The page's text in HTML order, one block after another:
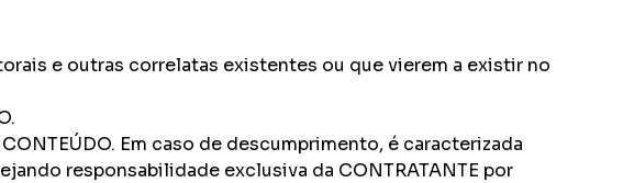
e outras correlatas existentes ou que vierem a existir no
Em caso de descumprimento, é caracterizada
responsabilidade exclusiva da CONTRATANTE por